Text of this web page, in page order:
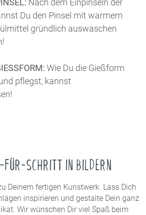
Du den Pinsel mit warmem
gründlich auswaschen
Wie Du die Gießform
pflegst, kannst
SCHRITT IN BILDERN
Deinem fertigen Kunstwerk. Lass Dich
inspirieren und gestalte Dein ganz
Wir wünschen Dir viel Spaß beim